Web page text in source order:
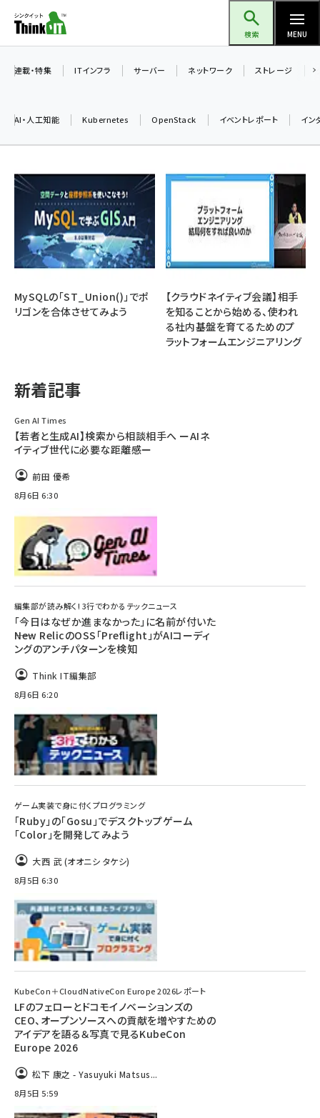
ン
ツ
検索 MENU
加藤銘のチーム貢献～仲間と築いた勝利の絆～ (2308)
iot女子会 (2273)
北海道をのんびり旅する晴山佳須夫のヒント集！ (2025)
drupal (1947)
genai (1477)
abc123 (1352)
連載・特集 ITインフラ サーバー ネットワーク ストレージ
AI・人工知能 Kubernetes OpenStack イベントレポート イン
MySQLの「ST_Union()」でポ
リゴンを合体させてみよう
【クラウドネイティブ会議】相手
を知ることから始める、使われ
る社内基盤を育てるためのプ
ラットフォームエンジニアリング
新着記事
Gen AI Times
【若者と生成AI】検索から相談相手へ ーAIネ
イティブ世代に必要な距離感ー
前田 優希
8月6日 6:30
編集部が読み解く! 3行でわかるテックニュース
「今日はなぜか進まなかった」に名前が付いた
――New RelicのOSS「Preflight」がAIコーディ
ングのアンチパターンを検知
Think IT編集部
8月6日 6:20
ゲーム実装で身に付くプログラミング
「Ruby」の「Gosu」でデスクトップゲーム
「Color」を開発してみよう
大西 武 (オオニシ タケシ)
8月5日 6:30
KubeCon＋CloudNativeCon Europe 2026レポート
LFのフェローとドコモイノベーションズの
CEO、オープンソースへの貢献を増やすための
アイデアを語る＆写真で見るKubeCon
Europe 2026
松下 康之 - Yasuyuki Matsus...
8月5日 5:59